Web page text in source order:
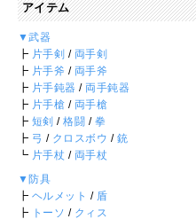
アイテム
▼武器
┣ 片手剣 / 両手剣
┣ 片手斧 / 両手斧
┣ 片手鈍器 / 両手鈍器
┣ 片手槍 / 両手槍
┣ 短剣 /格闘 / 拳
┣ 弓 / クロスボウ / 銃
┗ 片手杖 / 両手杖
▼防具
┣ ヘルメット / 盾
┣ トーソ / クィス